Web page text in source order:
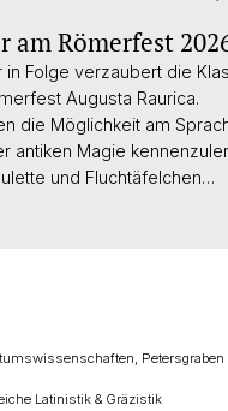
am Römerfest
in Folge verzaubert die
Augusta Raurica.
die Möglichkeit am
antiken Magie
und Fluchtäfelchen…
Petersgraben
Latinistik & Gräzistik